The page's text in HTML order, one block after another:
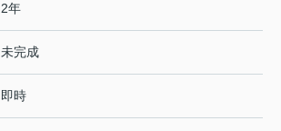
2年
未完成
即時